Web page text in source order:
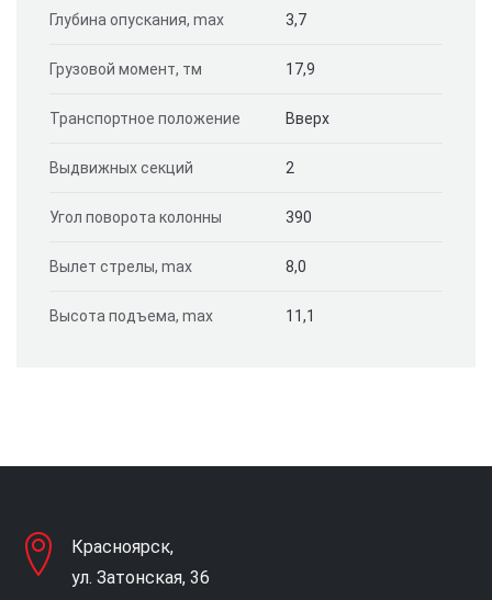
Глубина опускания, max 3,7
Грузовой момент, тм 17,9
Транспортное положение Вверх
Выдвижных секций 2
Угол поворота колонны 390
Вылет стрелы, max 8,0
Высота подъема, max 11,1
Красноярск,
ул. Затонская, 36